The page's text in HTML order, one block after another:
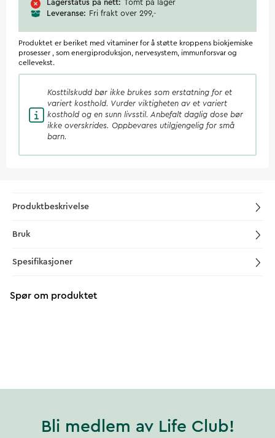
Lagerstatus på nett
Tomt på lager
Leveranse
Fri frakt over 299,-
Produktet er beriket med vitaminer for å støtte kroppens biokjemiske
prosesser , som energiproduksjon, nervesystem, immunforsvar og
cellevekst.
Kosttilskudd bør ikke brukes som erstatning for et
variert kosthold. Vurder viktigheten av et variert
kosthold og en sunn livsstil. Anbefalt daglig dose bør
ikke overskrides. Oppbevares utilgjengelig for små
barn.
Produktbeskrivelse
Bruk
Spesifikasjoner
Spør om produktet
Bli medlem av Life Club!